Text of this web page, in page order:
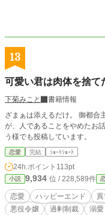
13
可愛い君は肉体を捨て
下菊みこと
書籍情報
ざまぁは添えるだけ。 御都合主義のハッピーエンドのSS。 絶望しきった少女
が、人であることをやめたお話。 妖精王の妃となる少女のお話。 小説家
う様でも投稿しています。
恋愛 完結 ｼｮｰﾄｼｮｰﾄ
24h.ポイント 113pt
小説 9,934 位 / 228,589件
恋愛 ハッピーエンド 異
悪役令嬢
過剰制裁 溺愛